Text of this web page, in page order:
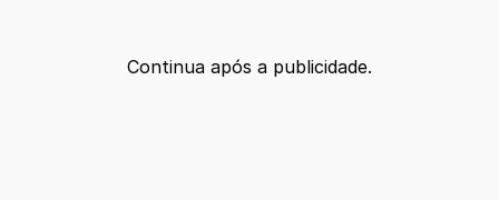
Continua após a publicidade.